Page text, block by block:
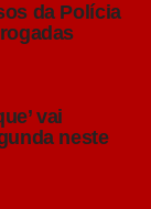
da Polícia
vai
neste